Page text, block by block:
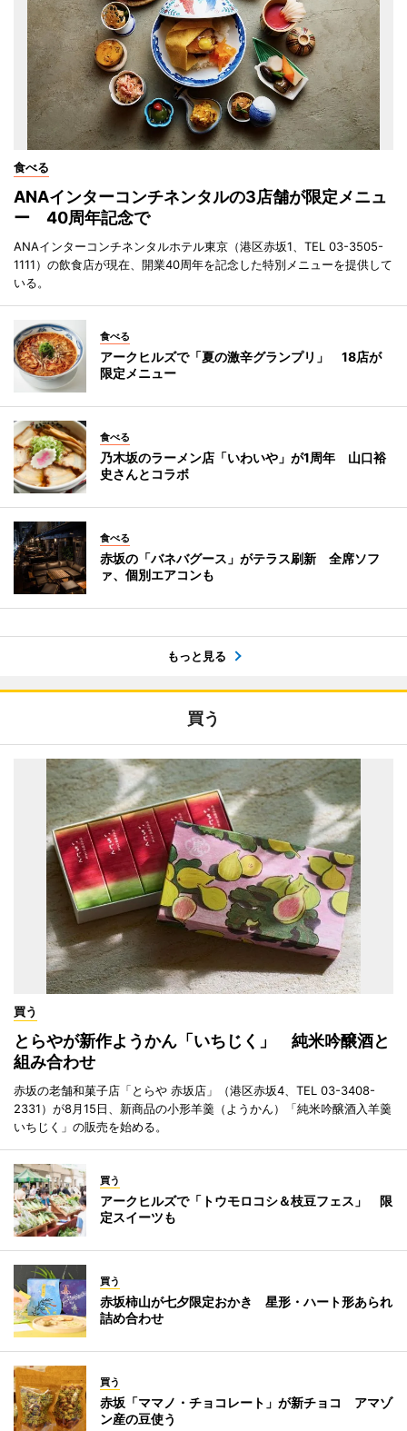
食べる
ANAインターコンチネンタルの3店舗が限定メニュ
ー 40周年記念で
ANAインターコンチネンタルホテル東京（港区赤坂1、TEL 03-3505-
1111）の飲食店が現在、開業40周年を記念した特別メニューを提供して
いる。
食べる
アークヒルズで「夏の激辛グランプリ」 18店が
限定メニュー
食べる
乃木坂のラーメン店「いわいや」が1周年 山口裕
史さんとコラボ
食べる
赤坂の「バネバグース」がテラス刷新 全席ソフ
ァ、個別エアコンも
もっと見る
買う
買う
とらやが新作ようかん「いちじく」 純米吟醸酒と
組み合わせ
赤坂の老舗和菓子店「とらや 赤坂店」（港区赤坂4、TEL 03-3408-
2331）が8月15日、新商品の小形羊羹（ようかん）「純米吟醸酒入羊羹
いちじく」の販売を始める。
買う
アークヒルズで「トウモロコシ＆枝豆フェス」 限
定スイーツも
買う
赤坂柿山が七夕限定おかき 星形・ハート形あられ
詰め合わせ
買う
赤坂「ママノ・チョコレート」が新チョコ アマゾ
ン産の豆使う